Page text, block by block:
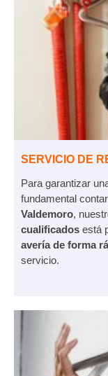
SERVICIO DE
Para garantizar
fundamental
Valdemoro,
cualificados está
avería de forma
servicio.